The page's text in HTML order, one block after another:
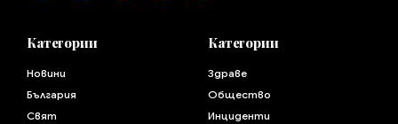
Категории
Новини
България
Свят
Категории
Здраве
Общество
Инциденти